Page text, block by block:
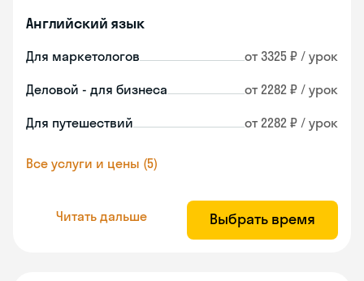
Английский язык
Для маркетологов от 3325 ₽ / урок
Деловой - для бизнеса от 2282 ₽ / урок
Для путешествий от 2282 ₽ / урок
Все услуги и цены (5)
Читать дальше Выбрать время